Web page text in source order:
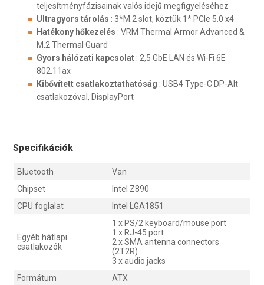
teljesítményfázisainak valós idejű megfigyeléséhez
Ultragyors tárolás : 3*M.2 slot, köztük 1* PCIe 5.0 x4
Hatékony hőkezelés : VRM Thermal Armor Advanced &
M.2 Thermal Guard
Gyors hálózati kapcsolat : 2,5 GbE LAN és Wi-Fi 6E
802.11ax
Kibővített csatlakoztathatóság : USB4 Type-C DP-Alt
csatlakozóval, DisplayPort
Specifikációk
Bluetooth
Van
Chipset
Intel Z890
CPU foglalat
Intel LGA1851
Egyéb hátlapi
csatlakozók
1 x PS/2 keyboard/mouse port
1 x RJ-45 port
2 x SMA antenna connectors
(2T2R)
3 x audio jacks
Formátum
ATX